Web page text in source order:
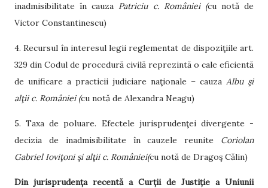
inadmisibilitate în cauza Patriciu c. României (cu notă de
Victor Constantinescu)
4. Recursul în interesul legii reglementat de dispoziţiile art.
329 din Codul de procedură civilă reprezintă o cale eficientă
de unificare a practicii judiciare naţionale – cauza Albu şi
alţii c. României (cu notă de Alexandra Neagu)
5. Taxa de poluare. Efectele jurisprudenţei divergente -
decizia de inadmisibilitate în cauzele reunite Coriolan
Gabriel Ioviţoni şi alţii c. României(cu notă de Dragoş Călin)
Din jurisprudența recentă a Curții de Justiție a Uniunii